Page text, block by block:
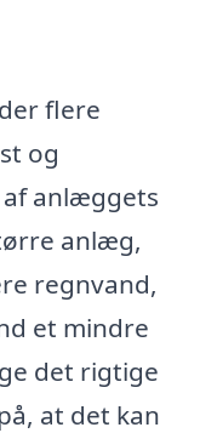
flere
og
anlæggets
anlæg,
regnvand,
et mindre
det rigtige
at det kan